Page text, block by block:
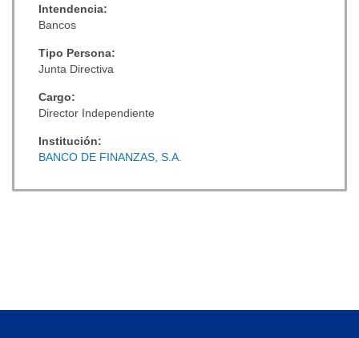
Intendencia:
Bancos
Tipo Persona:
Junta Directiva
Cargo:
Director Independiente
Institución:
BANCO DE FINANZAS, S.A.